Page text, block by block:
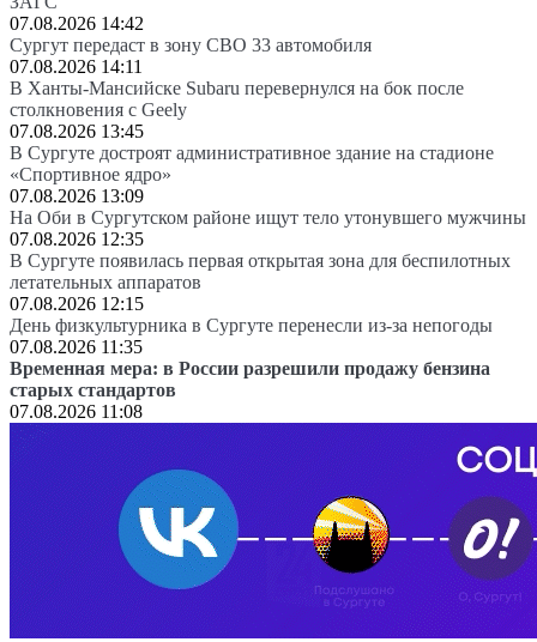
07.08.2026 14:42
Сургут передаст в зону СВО 33 автомобиля
07.08.2026 14:11
В Ханты-Мансийске Subaru перевернулся на бок после
столкновения с Geely
07.08.2026 13:45
В Сургуте достроят административное здание на стадионе
«Спортивное ядро»
07.08.2026 13:09
На Оби в Сургутском районе ищут тело утонувшего мужчины
07.08.2026 12:35
В Сургуте появилась первая открытая зона для беспилотных
летательных аппаратов
07.08.2026 12:15
День физкультурника в Сургуте перенесли из-за непогоды
07.08.2026 11:35
Временная мера: в России разрешили продажу бензина
старых стандартов
07.08.2026 11:08